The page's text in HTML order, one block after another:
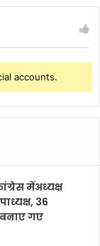
accounts.
मेंअध्यक्ष
36
गए